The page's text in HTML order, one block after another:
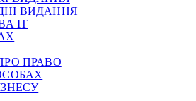
ВИДАННЯ
ІТ
ПРАВО